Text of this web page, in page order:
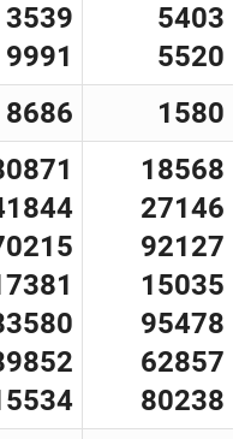
3539
9991
5403
5520
8686 1580
18568
27146
92127
15035
95478
62857
80238